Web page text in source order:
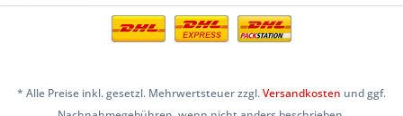
* Alle Preise inkl. gesetzl. Mehrwertsteuer zzgl.Versandkosten und ggf.